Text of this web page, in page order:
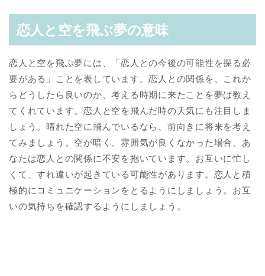
恋人と空を飛ぶ夢の意味
恋人と空を飛ぶ夢には、「恋人との今後の可能性を探る必
要がある」ことを表しています。恋人との関係を、これか
らどうしたら良いのか、考える時期に来たことを夢は教え
てくれています。恋人と空を飛んだ時の天気にも注目しま
しょう。晴れた空に飛んでいるなら、前向きに将来を考え
てみましょう。空が暗く、雰囲気が良くなかった場合、あ
なたは恋人との関係に不安を抱いています。お互いに忙し
くて、すれ違いが起きている可能性があります。恋人と積
極的にコミュニケーションをとるようにしましょう。お互
いの気持ちを確認するようにしましょう。